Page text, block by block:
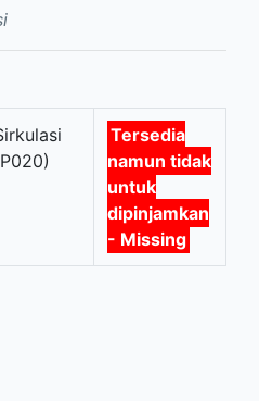
Tersedia
namun tidak
untuk
dipinjamkan
- Missing